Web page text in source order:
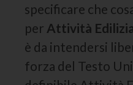
specificare che
per Attività
è da intendersi
forza del Testo